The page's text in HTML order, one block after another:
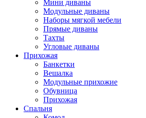
Мини диваны
Модульные диваны
Наборы мягкой мебели
Прямые диваны
Тахты
Угловые диваны
Прихожая
Банкетки
Вешалка
Модульные прихожие
Обувница
Прихожая
Спальня